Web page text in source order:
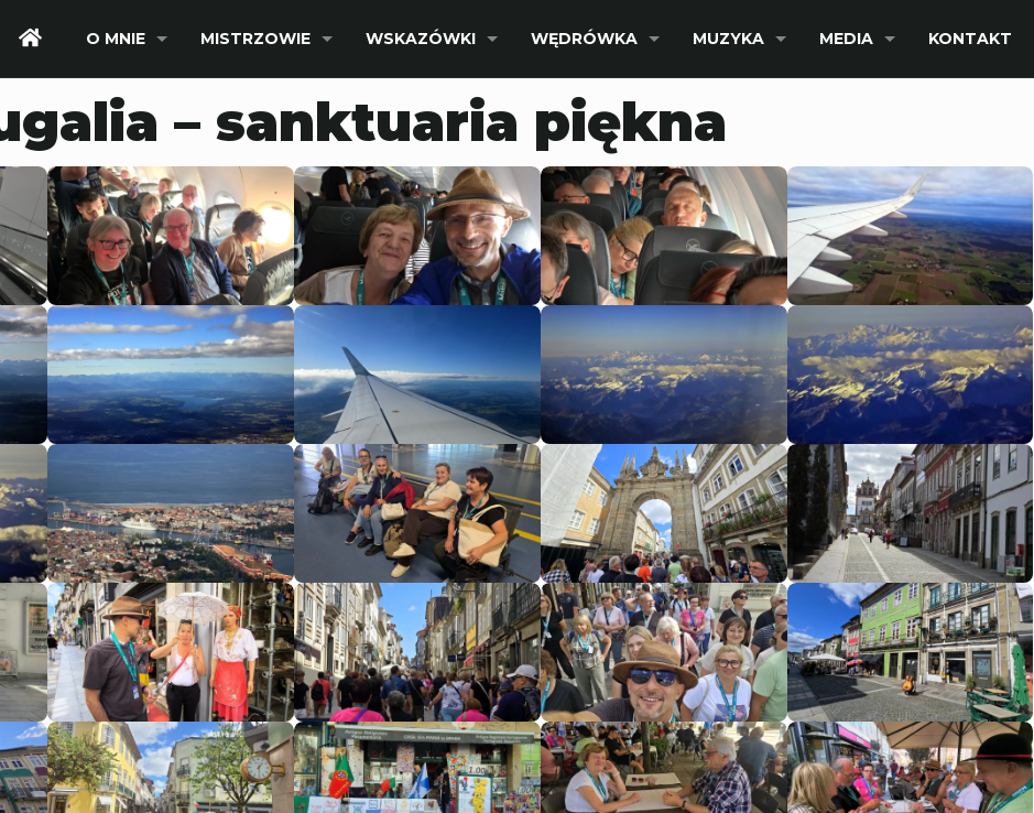
O MNIE MISTRZOWIE WSKAZÓWKI WĘDRÓWKA MUZYKA MEDIA KONTAKT
– sanktuaria piękna